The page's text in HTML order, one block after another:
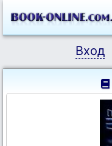
Вход